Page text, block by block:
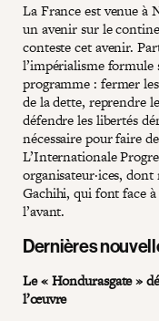
La France est venue à
un avenir sur le
conteste cet avenir.
l’impérialisme formule
programme : fermer
de la dette, reprendre
défendre les libertés
nécessaire pour faire
L’Internationale
organisateur·ices,
Gachihi, qui font face
l’avant.
Dernières
Le « Hondurasgate »
l’œuvre